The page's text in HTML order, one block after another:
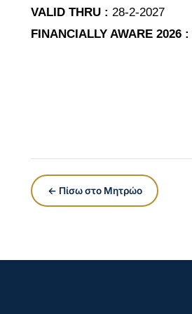
VALID THRU : 28-2-2027
FINANCIALLY AWARE 2026 :
← Πίσω στο Μητρώο